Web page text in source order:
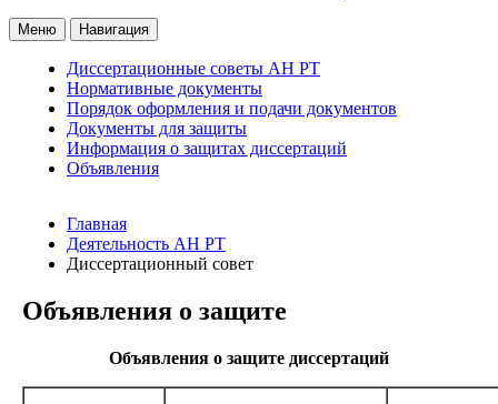
Меню Навигация
Диссертационные советы АН РТ
Нормативные документы
Порядок оформления и подачи документов
Документы для защиты
Информация о защитах диссертаций
Объявления
Главная
Деятельность АН РТ
Диссертационный совет
Объявления о защите
Объявления о защите диссертаций